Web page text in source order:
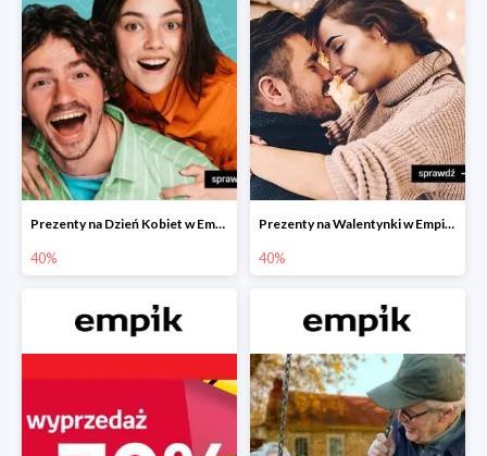
Prezenty na Dzień Kobiet w Empiku do -40%
40%
Prezenty na Walentynki w Empiku do -40%
40%